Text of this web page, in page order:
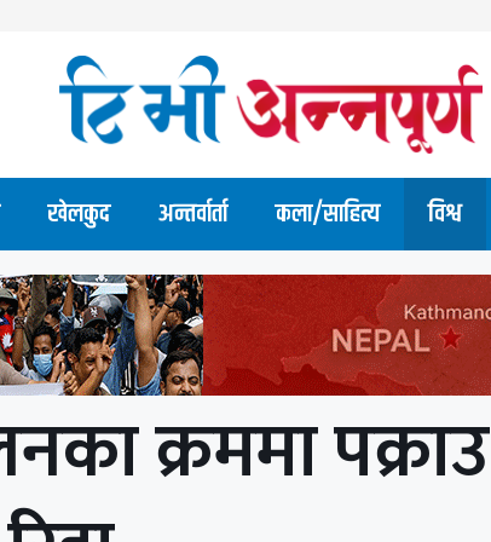
खेलकुद अन्तर्वार्ता कला/साहित्य विश्व
क्रममा पक्राउ